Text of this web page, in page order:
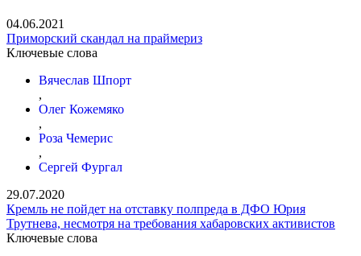
04.06.2021
Приморский скандал на праймериз
Ключевые слова
Вячеслав Шпорт
,
Олег Кожемяко
,
Роза Чемерис
,
Сергей Фургал
29.07.2020
Кремль не пойдет на отставку полпреда в ДФО Юрия
Трутнева, несмотря на требования хабаровских активистов
Ключевые слова